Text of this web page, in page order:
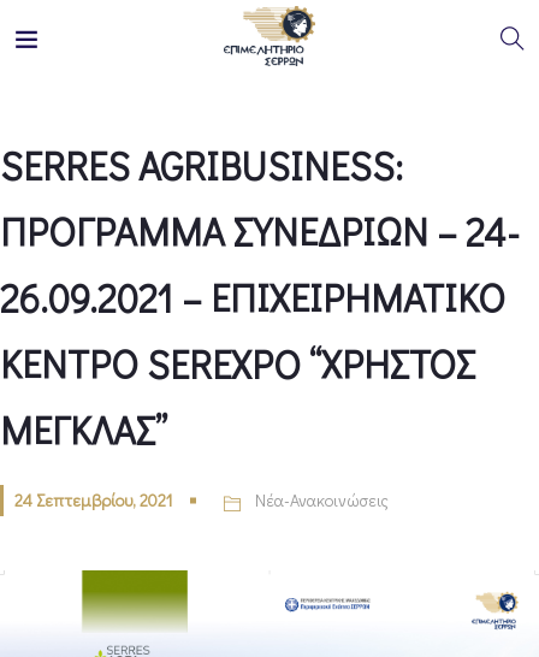
SERRES AGRIBUSINESS:
ΠΡΟΓΡΑΜΜΑ ΣΥΝΕΔΡΙΩΝ – 24-
26.09.2021 – ΕΠΙΧΕΙΡΗΜΑΤΙΚΟ
ΚΕΝΤΡΟ SEREXPO “ΧΡΗΣΤΟΣ
ΜΕΓΚΛΑΣ”
24 Σεπτεμβρίου, 2021 Νέα-Ανακοινώσεις